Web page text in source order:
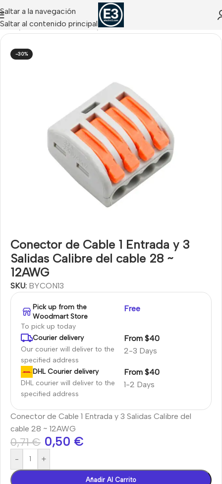
Saltar a la navegación
Saltar al contenido principal
Inicio ACCESORIOS CCTV/Conectores CCTV
-30%
Conector de Cable 1 Entrada y 3
Salidas Calibre del cable 28 ~
12AWG
SKU: BYCON13
Pick up from the
Woodmart Store
To pick up today
Free
Courier delivery
Our courier will deliver to the
specified address
2-3 Days
From $40
DHL Courier delivery
DHL courier will deliver to the
specified address
1-2 Days
From $40
Conector de Cable 1 Entrada y 3 Salidas Calibre del
cable 28 ~ 12AWG
0,71€ 0,50 €
- +
Añadir Al Carrito